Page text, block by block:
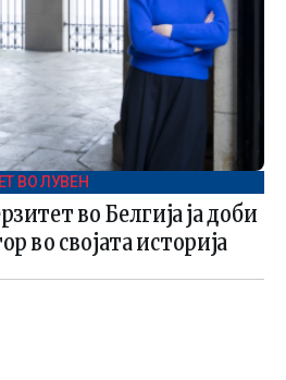
ВО ЛУВЕН
во Белгија ја доби
во својата историја